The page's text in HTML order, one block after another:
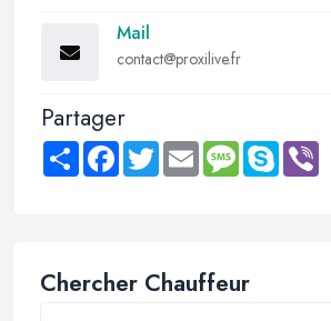
Mail
contact@proxilive.fr
Partager
Share FacebookTwitter Email MessageSkype
Chercher Chauffeur